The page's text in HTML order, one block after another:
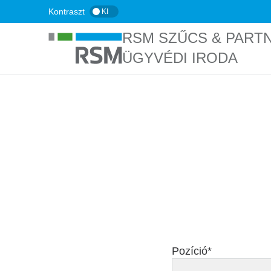
a
tartalomra
Kontraszt KI
RSM SZŰCS &
ÜGYVÉDI IRODA
Pozíció